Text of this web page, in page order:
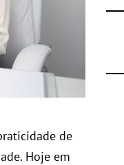
de
Hoje em